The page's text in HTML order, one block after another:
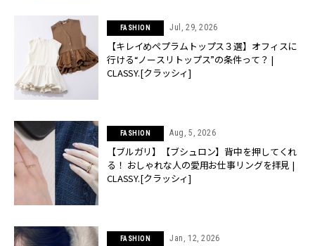
FASHION Jul, 29, 2026
【キレイめペプラムトップス３選】オフィスに
行ける“ノースリトップス”の条件って？ |
CLASSY.[クラッシィ]
FASHION Aug, 5, 2026
【ブルガリ】【ブシュロン】背中を押してくれ
る！ おしゃれな人の愛用お仕事リングを拝見 |
CLASSY.[クラッシィ]
FASHION Jan, 12, 2026